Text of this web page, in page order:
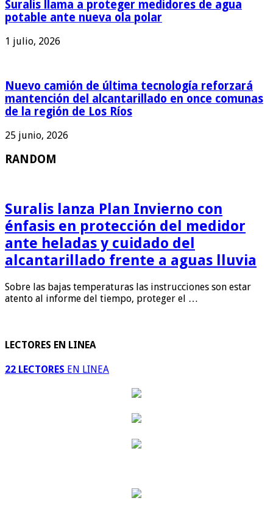
Suralis llama a proteger medidores de agua
potable ante nueva ola polar
1 julio, 2026
Nuevo camión de última tecnología reforzará
mantención del alcantarillado en once comunas
de la región de Los Ríos
25 junio, 2026
RANDOM
Suralis lanza Plan Invierno con
énfasis en protección del medidor
ante heladas y cuidado del
alcantarillado frente a aguas lluvia
Sobre las bajas temperaturas las instrucciones son estar
atento al informe del tiempo, proteger el …
LECTORES EN LINEA
22 LECTORES EN LINEA